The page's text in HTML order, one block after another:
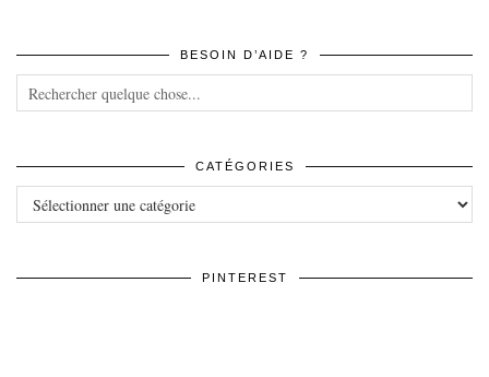
BESOIN D’AIDE ?
CATÉGORIES
Catégories
PINTEREST